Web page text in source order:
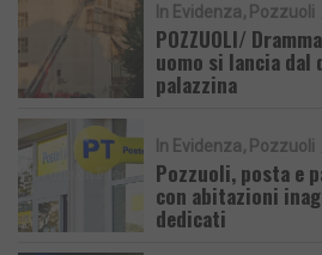
In Evidenza Pozzuoli
POZZUOLI/
uomo si lancia dal
palazzina
In Evidenza Pozzuoli
Pozzuoli, posta e
con abitazioni
dedicati